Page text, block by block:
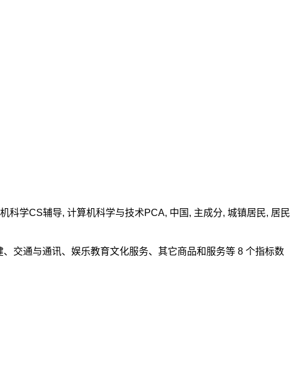
科学CS辅导, 计算机科学与技术PCA, 中国 , 主成分, 城镇居民, 居民
交通与通讯、娱乐教育文化服务、其它商品和服务等 8 个指标数